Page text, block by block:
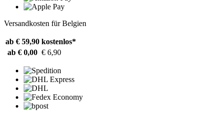
Versandkosten für Belgien
ab € 59,90 kostenlos*
ab € 0,00 € 6,90